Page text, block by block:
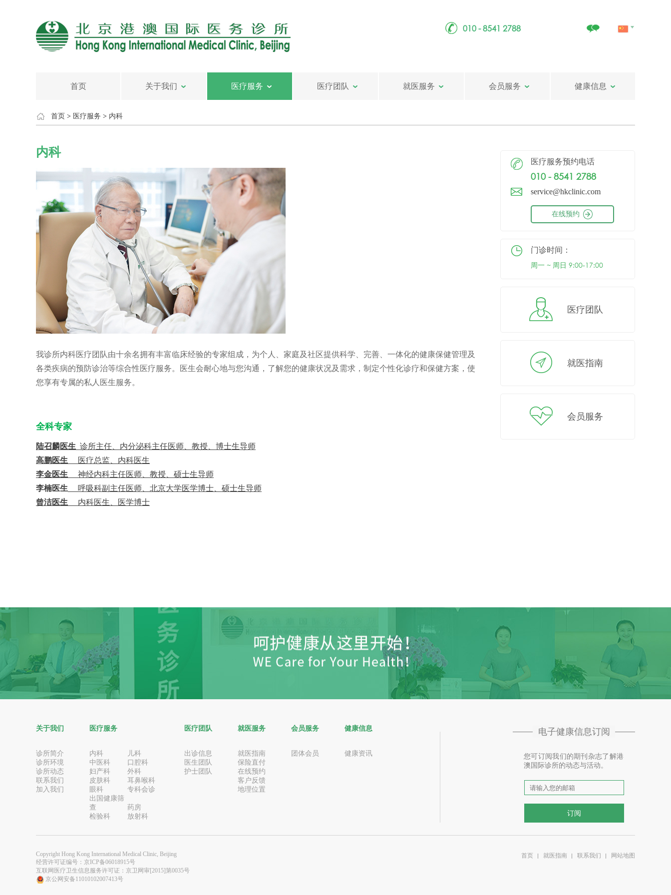
010 - 8541 2788
首页 关于我们 医疗服务 医疗团队 就医服务 会员服务 健康信息
首页 > 医疗服务 > 内科
内科
我诊所内科医疗团队由十余名拥有丰富临床经验的专家组成，为个人、家庭及社区提供科学、完善、一体化的健康保健管理及
各类疾病的预防诊治等综合性医疗服务。医生会耐心地与您沟通，了解您的健康状况及需求，制定个性化诊疗和保健方案，使
您享有专属的私人医生服务。
全科专家
陆召麟医生 诊所主任、内分泌科主任医师、教授、博士生导师
高鹏医生 医疗总监、内科医生
李金医生 神经内科主任医师、教授、硕士生导师
李楠医生 呼吸科副主任医师、北京大学医学博士、硕士生导师
曾洁医生 内科医生、医学博士
医疗服务预约电话
010 - 8541 2788
service@hkclinic.com
在线预约
门诊时间：
周一 ~ 周日 9:00-17:00
医疗团队
就医指南
会员服务
关于我们
诊所简介
诊所环境
诊所动态
联系我们
加入我们
医疗服务
内科
儿科
中医科
口腔科
妇产科
外科
皮肤科
耳鼻喉科
眼科
专科会诊
出国健康筛
查
药房
检验科
放射科
医疗团队
出诊信息
医生团队
护士团队
就医服务
就医指南
保险直付
在线预约
客户反馈
地理位置
会员服务
团体会员
健康信息
健康资讯
电子健康信息订阅
您可订阅我们的期刊杂志了解港
澳国际诊所的动态与活动。
Copyright Hong Kong International Medical Clinic, Beijing
经营许可证编号： 京ICP备06018915号
互联网医疗卫生信息服务许可证：京卫网审[2015]第0035号
京公网安备11010102007413号
首页 就医指南 联系我们 网站地图